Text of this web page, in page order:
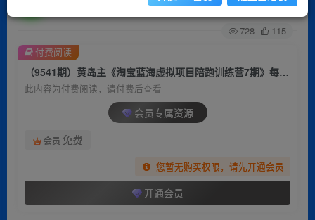
关注 私信
728 115
（9541期）黄岛主《淘宝蓝海虚拟项目陪跑训练营7期》每天200到1000+的纯利润
此内容为付费阅读，请付费后查看
会员专属资源
会员 免费
您暂无购买权限，请先开通会员
开通会员
付费阅读